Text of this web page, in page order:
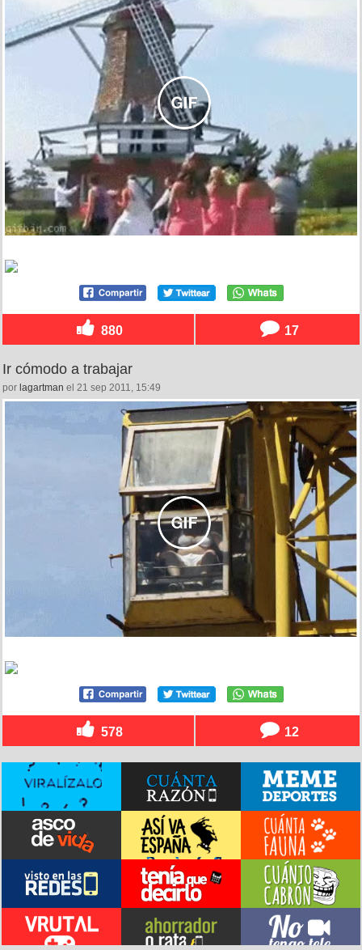
880 17
Ir cómodo a trabajar
por lagartman el 21 sep 2011, 15:49
578 12